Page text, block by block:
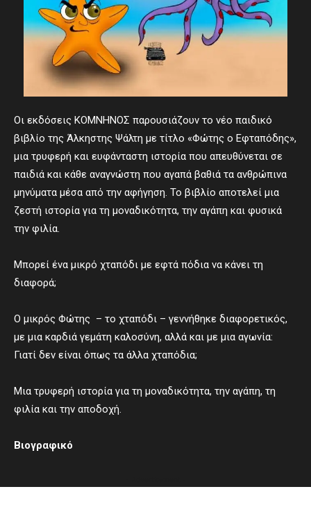
Οι εκδόσεις ΚΟΜΝΗΝΟΣ παρουσιάζουν το νέο παιδικό
βιβλίο της Άλκηστης Ψάλτη με τίτλο «Φώτης ο Εφταπόδης»,
μια τρυφερή και ευφάνταστη ιστορία που απευθύνεται σε
παιδιά και κάθε αναγνώστη που αγαπά βαθιά τα ανθρώπινα
μηνύματα μέσα από την αφήγηση. Το βιβλίο αποτελεί μια
ζεστή ιστορία για τη μοναδικότητα, την αγάπη και φυσικά
την φιλία.
Μπορεί ένα μικρό χταπόδι με εφτά πόδια να κάνει τη
διαφορά;
Ο μικρός Φώτης – το χταπόδι – γεννήθηκε διαφορετικός,
με μια καρδιά γεμάτη καλοσύνη, αλλά και με μια αγωνία:
Γιατί δεν είναι όπως τα άλλα χταπόδια;
Μια τρυφερή ιστορία για τη μοναδικότητα, την αγάπη, τη
φιλία και την αποδοχή.
Βιογραφικό